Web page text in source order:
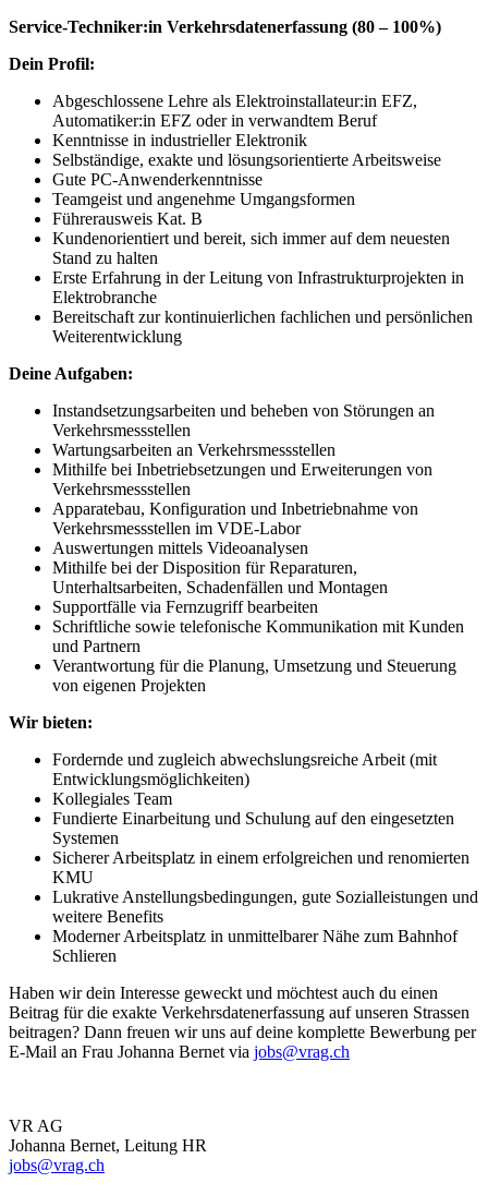
Service-Techniker:in Verkehrsdatenerfassung (80 – 100%)
Dein Profil:
Abgeschlossene Lehre als Elektroinstallateur:in EFZ,
Automatiker:in EFZ oder in verwandtem Beruf
Kenntnisse in industrieller Elektronik
Selbständige, exakte und lösungsorientierte Arbeitsweise
Gute PC-Anwenderkenntnisse
Teamgeist und angenehme Umgangsformen
Führerausweis Kat. B
Kundenorientiert und bereit, sich immer auf dem neuesten
Stand zu halten
Erste Erfahrung in der Leitung von Infrastrukturprojekten in
Elektrobranche
Bereitschaft zur kontinuierlichen fachlichen und persönlichen
Weiterentwicklung
Deine Aufgaben:
Instandsetzungsarbeiten und beheben von Störungen an
Verkehrsmessstellen
Wartungsarbeiten an Verkehrsmessstellen
Mithilfe bei Inbetriebsetzungen und Erweiterungen von
Verkehrsmessstellen
Apparatebau, Konfiguration und Inbetriebnahme von
Verkehrsmessstellen im VDE-Labor
Auswertungen mittels Videoanalysen
Mithilfe bei der Disposition für Reparaturen,
Unterhaltsarbeiten, Schadenfällen und Montagen
Supportfälle via Fernzugriff bearbeiten
Schriftliche sowie telefonische Kommunikation mit Kunden
und Partnern
Verantwortung für die Planung, Umsetzung und Steuerung
von eigenen Projekten
Wir bieten:
Fordernde und zugleich abwechslungsreiche Arbeit (mit
Entwicklungsmöglichkeiten)
Kollegiales Team
Fundierte Einarbeitung und Schulung auf den eingesetzten
Systemen
Sicherer Arbeitsplatz in einem erfolgreichen und renomierten
KMU
Lukrative Anstellungsbedingungen, gute Sozialleistungen und
weitere Benefits
Moderner Arbeitsplatz in unmittelbarer Nähe zum Bahnhof
Schlieren
Haben wir dein Interesse geweckt und möchtest auch du einen
Beitrag für die exakte Verkehrsdatenerfassung auf unseren Strassen
beitragen? Dann freuen wir uns auf deine komplette Bewerbung per
E-Mail an Frau Johanna Bernet via jobs@vrag.ch
VR AG
Johanna Bernet, Leitung HR
jobs@vrag.ch